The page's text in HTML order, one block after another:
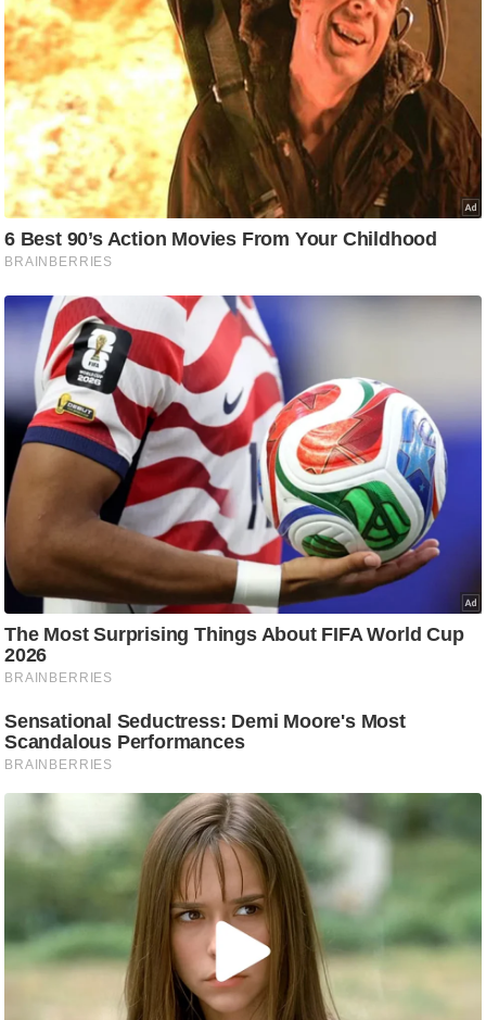
g
N
e
w
s
ला
इ
फ
स्टा
इ
ल
टे
क्नॉ
लॉ
जी
ब्यू
श
न
घ
रे
लू
स्खे
प
र्य
न
फि
ट